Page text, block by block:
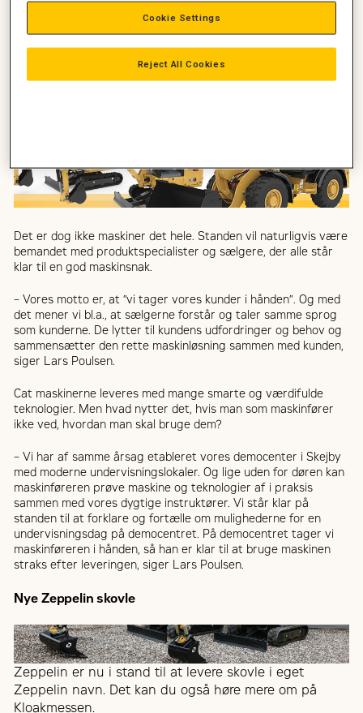
– Men vi har selvfølgelig flere maskiner, der passer perfekt til
kloakerings- og entreprenøropgaver. Derfor udvider vi
standen og får dermed plads til tre maskiner. De to
minigravemaskiner Cat 301.8 og 302 samt læssemaskinen Cat
906 på omkring 6 tons, siger marketingansvarlig Lars Poulsen,
Det er dog ikke maskiner det hele. Standen vil naturligvis være
bemandet med produktspecialister og sælgere, der alle står
klar til en god maskinsnak.
– Vores motto er, at ”vi tager vores kunder i hånden”. Og med
det mener vi bl.a., at sælgerne forstår og taler samme sprog
som kunderne. De lytter til kundens udfordringer og behov og
sammensætter den rette maskinløsning sammen med kunden,
siger Lars Poulsen.
Cat maskinerne leveres med mange smarte og værdifulde
teknologier. Men hvad nytter det, hvis man som maskinfører
ikke ved, hvordan man skal bruge dem?
– Vi har af samme årsag etableret vores democenter i Skejby
med moderne undervisningslokaler. Og lige uden for døren kan
maskinføreren prøve maskine og teknologier af i praksis
sammen med vores dygtige instruktører. Vi står klar på
standen til at forklare og fortælle om mulighederne for en
undervisningsdag på democentret. På democentret tager vi
maskinføreren i hånden, så han er klar til at bruge maskinen
straks efter leveringen, siger Lars Poulsen.
Nye Zeppelin skovle
Zeppelin er nu i stand til at levere skovle i eget
Zeppelin navn. Det kan du også høre mere om på
Kloakmessen.
Reject All Cookies
Cookie Settings